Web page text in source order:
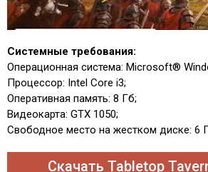
Системные требования:
Операционная система: Microsoft®
Процессор: Intel Core i3;
Оперативная память: 8 Гб;
Видеокарта: GTX 1050;
Свободное место на жестком диске: 6
Скачать Tabletop